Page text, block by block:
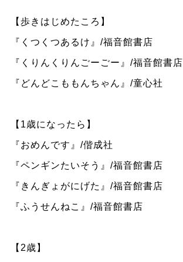
【歩きはじめたころ】
『くつくつあるけ』/福音館書店
『くりんくりんごーごー』/福音館書店
『どんどこももんちゃん』/童心社
【1歳になったら】
『おめんです』/偕成社
『ペンギンたいそう』/福音館書店
『きんぎょがにげた』/福音館書店
『ふうせんねこ』/福音館書店
【2歳】